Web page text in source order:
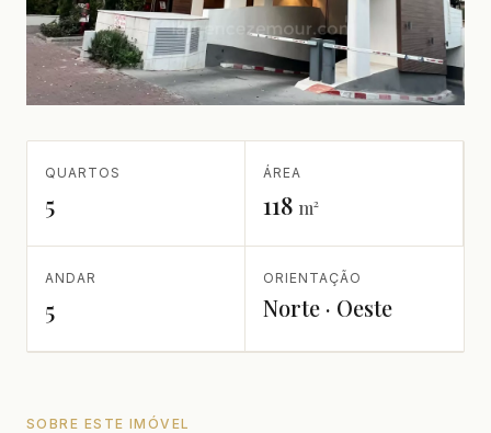
QUARTOS
5
ÁREA
118 m²
ANDAR
5
ORIENTAÇÃO
Norte · Oeste
SOBRE ESTE IMÓVEL